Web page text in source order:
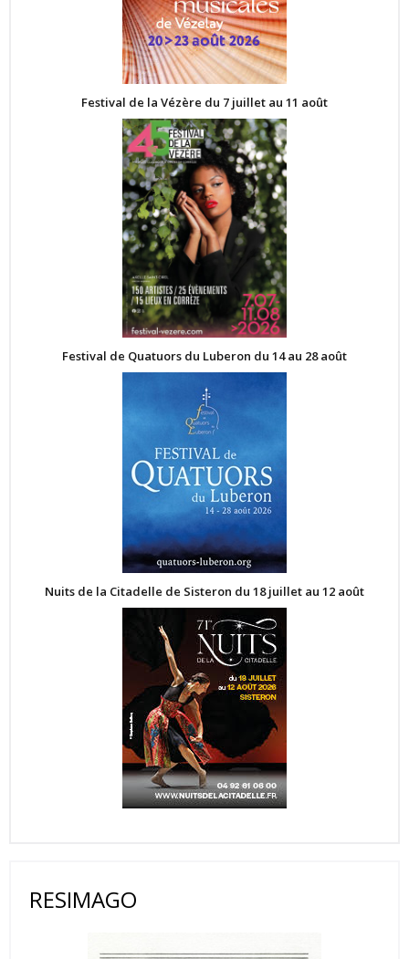
Festival de la Vézère du 7 juillet au 11 août
Festival de Quatuors du Luberon du 14 au 28 août
Nuits de la Citadelle de Sisteron du 18 juillet au 12 août
RESIMAGO